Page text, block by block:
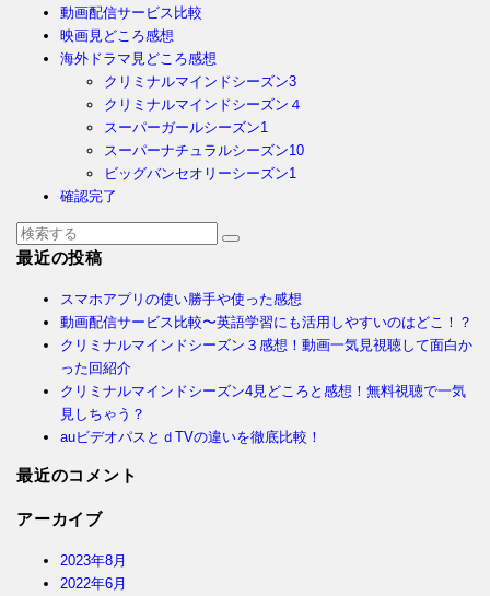
動画配信サービス比較
映画見どころ感想
海外ドラマ見どころ感想
クリミナルマインドシーズン3
クリミナルマインドシーズン４
スーパーガールシーズン1
スーパーナチュラルシーズン10
ビッグバンセオリーシーズン1
確認完了
最近の投稿
スマホアプリの使い勝手や使った感想
動画配信サービス比較〜英語学習にも活用しやすいのはどこ！？
クリミナルマインドシーズン３感想！動画一気見視聴して面白か
った回紹介
クリミナルマインドシーズン4見どころと感想！無料視聴で一気
見しちゃう？
auビデオパスとｄTVの違いを徹底比較！
最近のコメント
アーカイブ
2023年8月
2022年6月